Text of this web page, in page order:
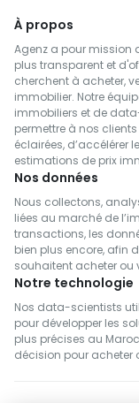
À propos
Agenz a pour mission
plus transparent et
cherchent à acheter,
immobilier. Notre
immobiliers et de
permettre à nos
éclairées, d’accélérer
estimations de prix
Nos données
Nous collectons,
liées au marché de
transactions, les
bien plus encore, afin
souhaitent acheter ou
Notre technologie
Nos data-scientists
pour développer les
plus précises au
décision pour acheter